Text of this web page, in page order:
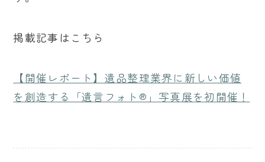
掲載記事はこちら
【開催レポート】遺品整理業界に新しい価値
を創造する「遺言フォト®️」写真展を初開催！